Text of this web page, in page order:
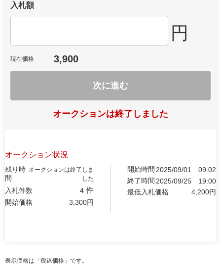
入札額
円
現在価格 3,900
次に進む
オークションは終了しました
オークション状況
残り時
間
オークションは終了しま
した
入札件数 4 件
開始価格 3,300円
開始時間 2025/09/01
09:02
終了時間 2025/09/25
19:00
最低入札価格
4,200円
表示価格は「税込価格」です。